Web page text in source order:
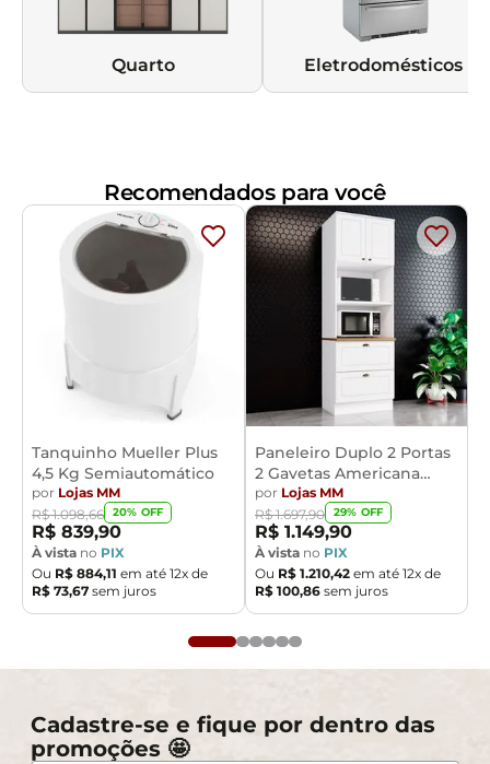
Quarto Eletrodomésticos
Recomendados para você
Tanquinho Mueller Plus
4,5 Kg Semiautomático
por Lojas MM
R$ 1.098,66 20% OFF
R$ 839,90
À vista no PIX
Ou R$ 884,11 em até 12x de
R$ 73,67 sem juros
Paneleiro Duplo 2 Portas
2 Gavetas Americana
Henn
por Lojas MM
R$ 1.697,90 29% OFF
R$ 1.149,90
À vista no PIX
Ou R$ 1.210,42 em até 12x de
R$ 100,86 sem juros
Cadastre-se e fique por dentro das
promoções 🤩